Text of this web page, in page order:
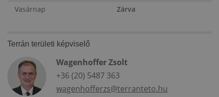
Vasárnap
Zárva
Terrán területi képviselő
Wagenhoffer Zsolt
+36 (20) 5487 363
wagenhofferzs@terranteto.hu